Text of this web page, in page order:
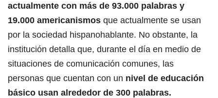
actualmente con más de 93.000 palabras y
19.000 americanismos que actualmente se usan
por la sociedad hispanohablante. No obstante, la
institución detalla que, durante el día en medio de
situaciones de comunicación comunes, las
personas que cuentan con un nivel de educación
básico usan alrededor de 300 palabras.